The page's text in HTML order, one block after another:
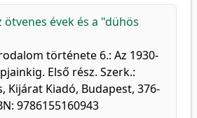
ötvenes évek és a "dühös
története 6.: Az 1930-
Első rész. Szerk.:
Kijárat Kiadó, Budapest, 376-
9786155160943